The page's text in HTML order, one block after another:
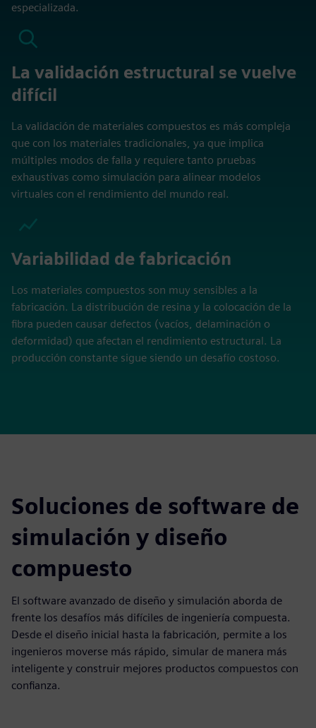
especializada.
La validación estructural se vuelve
difícil
La validación de materiales compuestos es más compleja
que con los materiales tradicionales, ya que implica
múltiples modos de falla y requiere tanto pruebas
exhaustivas como simulación para alinear modelos
virtuales con el rendimiento del mundo real.
Variabilidad de fabricación
Los materiales compuestos son muy sensibles a la
fabricación. La distribución de resina y la colocación de la
fibra pueden causar defectos (vacíos, delaminación o
deformidad) que afectan el rendimiento estructural. La
producción constante sigue siendo un desafío costoso.
Soluciones de software de
simulación y diseño
compuesto
El software avanzado de diseño y simulación aborda de
frente los desafíos más difíciles de ingeniería compuesta.
Desde el diseño inicial hasta la fabricación, permite a los
ingenieros moverse más rápido, simular de manera más
inteligente y construir mejores productos compuestos con
confianza.